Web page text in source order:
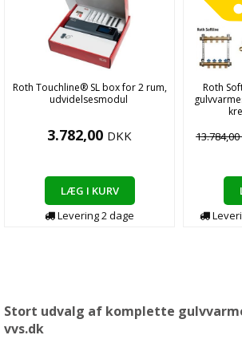
Roth Touchline® SL box for 2 rum,
udvidelsesmodul
3.782,00 DKK
LÆG I KURV
Levering2dage
Roth
13.784,00
Stort udvalg af komplette
vvs.dk